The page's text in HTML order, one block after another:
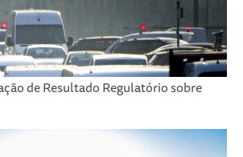
de Resultado Regulatório sobre